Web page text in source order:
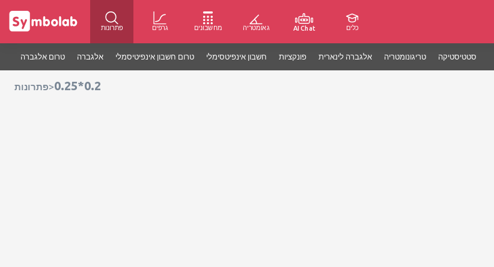
פתרונות גרפים מחשבונים גאומטריה AI Chat כלים
טרום אלגברה אלגברה טרום חשבון אינפיטיסמלי חשבון אינפיטסימלי פונקציות אלגברה לינארית טריגונומטריה סטטיסטיקה
פתרונות>0.25*0.2